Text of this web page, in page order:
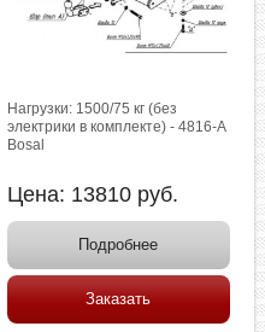
Нагрузки: 1500/75 кг (без
электрики в комплекте) - 4816-A
Bosal
Цена: 13810 руб.
Подробнее
Заказать